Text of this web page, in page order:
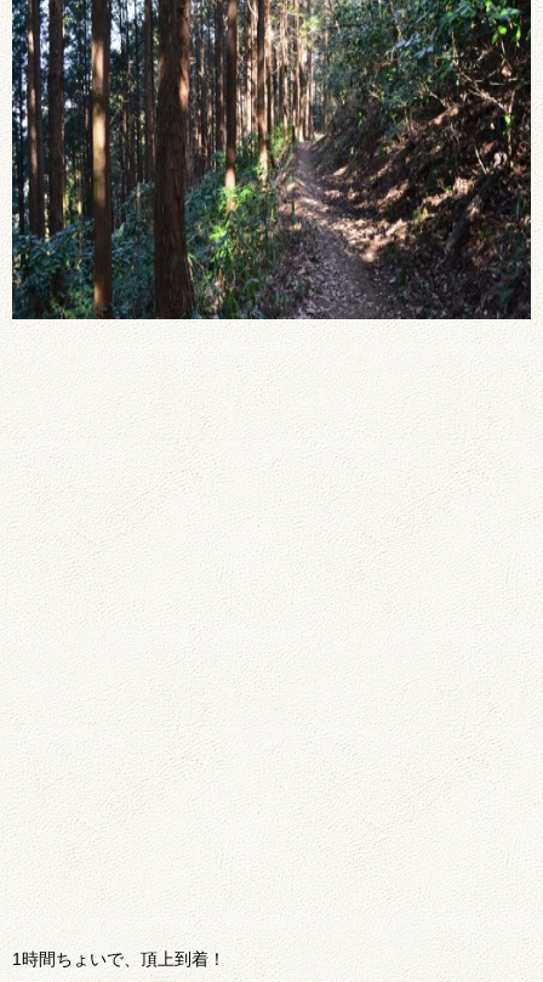
1時間ちょいで、頂上到着！